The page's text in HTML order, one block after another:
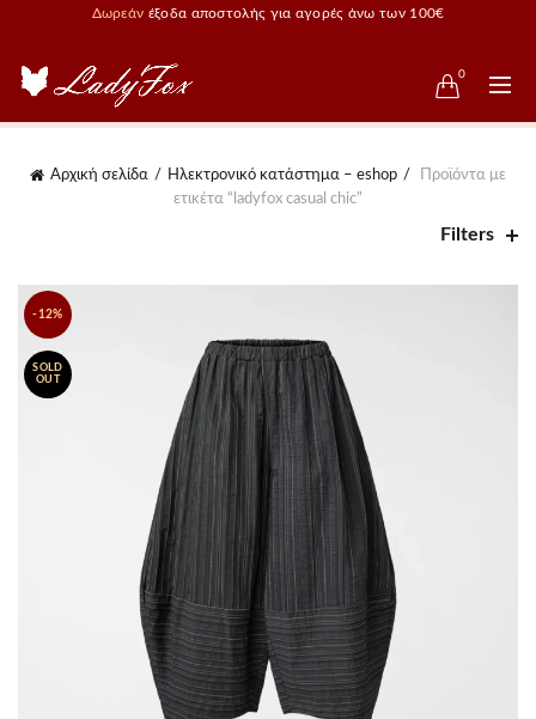
Δωρεάν έξοδα αποστολής για αγορές άνω των 100€
0
Αρχική σελίδα Ηλεκτρονικό κατάστημα – eshop
Προϊόντα με
ετικέτα “ladyfox casual chic”
Filters
-12%
SOLD
OUT